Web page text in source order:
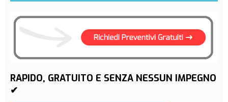
RAPIDO, GRATUITO E SENZA NESSUN IMPEGNO
✔